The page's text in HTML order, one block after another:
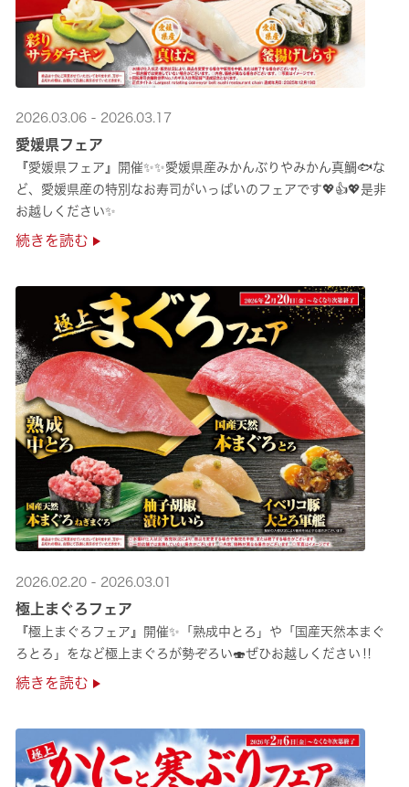
2026.03.06 - 2026.03.17
愛媛県フェア
『愛媛県フェア』開催✨✨愛媛県産みかんぶりやみかん真鯛🐟な
ど、愛媛県産の特別なお寿司がいっぱいのフェアです💖👍💖是非
お越しください✨
続きを読む
2026.02.20 - 2026.03.01
極上まぐろフェア
『極上まぐろフェア』開催✨「熟成中とろ」や「国産天然本まぐ
ろとろ」をなど極上まぐろが勢ぞろい🍣ぜひお越しください‼
続きを読む